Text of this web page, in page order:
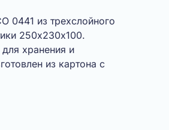
0441 из трехслойного
250х230х100.
хранения и
из картона с